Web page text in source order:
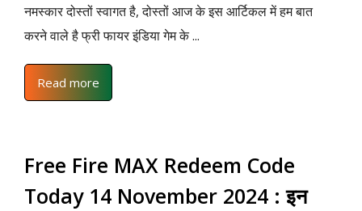
नमस्कार दोस्तों स्वागत है, दोस्तों आज के इस आर्टिकल में हम बात
करने वाले है फ्री फायर इंडिया गेम के ...
Read more
Free Fire MAX Redeem Code
Today 14 November 2024 : इन